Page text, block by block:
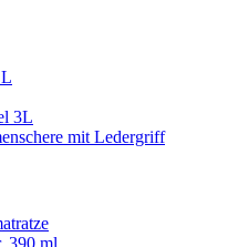
3L
mit Ledergriff